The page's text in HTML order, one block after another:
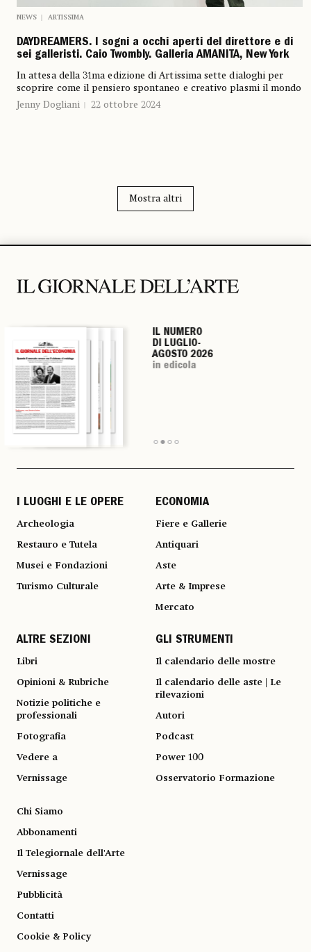
NEWS ARTISSIMA
DAYDREAMERS. I sogni a occhi aperti del direttore e di
sei galleristi. Caio Twombly. Galleria AMANITA, New York
In attesa della 31ma edizione di Artissima sette dialoghi per
scoprire come il pensiero spontaneo e creativo plasmi il mondo
Jenny Dogliani
22 ottobre 2024
Mostra altri
IL NUMERO
DI LUGLIO-
AGOSTO 2026
in edicola
IL NUMERO
DI LUGLIO-
AGOSTO 2026
in edicola
IL NUMERO
DI LUGLIO-
AGOSTO 2026
in edicola
IL NUMERO
DI LUGLIO-
AGOSTO 2026
in edicola
I LUOGHI E LE OPERE
Archeologia
Restauro e Tutela
Musei e Fondazioni
Turismo Culturale
ECONOMIA
Fiere e Gallerie
Antiquari
Aste
Arte & Imprese
Mercato
ALTRE SEZIONI
Libri
Opinioni & Rubriche
Notizie politiche e
professionali
Fotografia
Vedere a
Vernissage
GLI STRUMENTI
Il calendario delle mostre
Il calendario delle aste | Le
rilevazioni
Autori
Podcast
Power 100
Osservatorio Formazione
Chi Siamo
Abbonamenti
Il Telegiornale dell'Arte
Vernissage
Pubblicità
Contatti
Cookie & Policy